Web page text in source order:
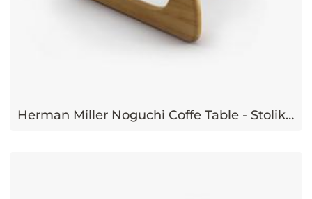
Herman Miller Noguchi Coffe Table - Stolik kawowy